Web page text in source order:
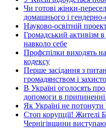
Чи готові жінки-
домашнього і гендерно-
Науково-освітній
Громадський активізм
навколо себе
Профспілки виходять
кодексу
Перше засідання з
громадянством і
В Україні оголосять
допомоги в
Як Україні не потонути
Стоп корупції! Жителі
Чернігівщини